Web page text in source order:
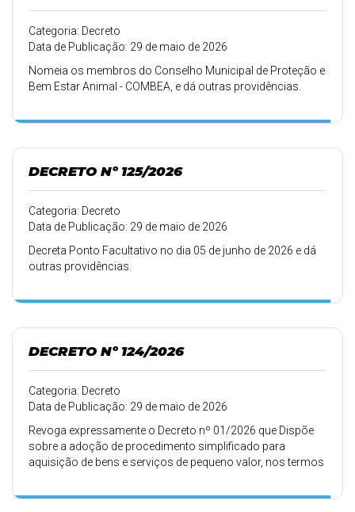
Categoria: Decreto
Data de Publicação: 29 de maio de 2026
Nomeia os membros do Conselho Municipal de Proteção e
Bem Estar Animal - COMBEA, e dá outras providências.
DECRETO Nº 125/2026
Categoria: Decreto
Data de Publicação: 29 de maio de 2026
Decreta Ponto Facultativo no dia 05 de junho de 2026 e dá
outras providências.
DECRETO Nº 124/2026
Categoria: Decreto
Data de Publicação: 29 de maio de 2026
Revoga expressamente o Decreto nº 01/2026 que Dispõe
sobre a adoção de procedimento simplificado para
aquisição de bens e serviços de pequeno valor, nos termos